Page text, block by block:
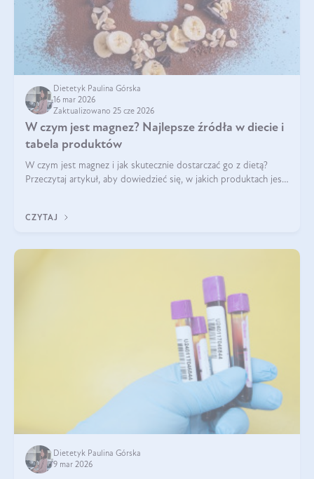
Dietetyk Paulina Górska
16 mar 2026
Zaktualizowano 25 cze 2026
W czym jest magnez? Najlepsze źródła w diecie i
tabela produktów
W czym jest magnez i jak skutecznie dostarczać go z dietą?
Przeczytaj artykuł, aby dowiedzieć się, w jakich produktach jest
CZYTAJ
Dietetyk Paulina Górska
9 mar 2026